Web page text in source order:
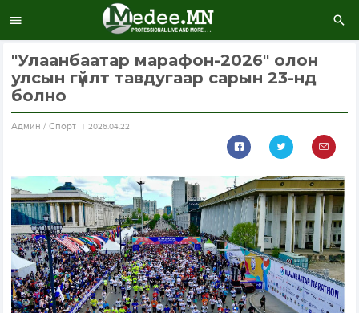
"Улаанбаатар марафон-2026" олон
улсын гүйлт тавдугаар сарын 23-нд
болно
Aдмин / Спорт 2026.04.22